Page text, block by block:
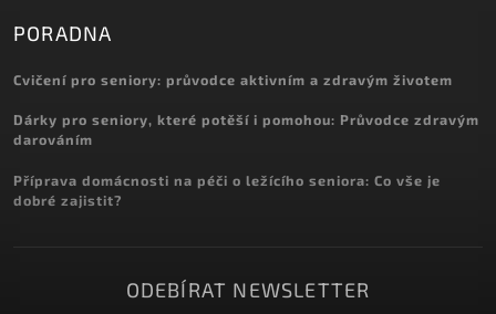
PORADNA
Cvičení pro seniory: průvodce aktivním a zdravým životem
Dárky pro seniory, které potěší i pomohou: Průvodce zdravým
darováním
Příprava domácnosti na péči o ležícího seniora: Co vše je
dobré zajistit?
ODEBÍRAT NEWSLETTER